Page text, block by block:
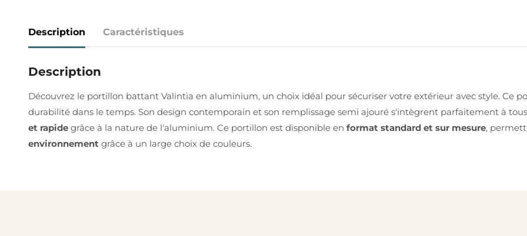
Description Caractéristiques
Description
Découvrez le portillon battant Valintia en aluminium, un choix idéal pour sécuriser votre extérieur avec style. Ce
durabilité dans le temps. Son design contemporain et son remplissage semi ajouré s'intègrent parfaitement à
et rapide grâce à la nature de l'aluminium. Ce portillon est disponible en format standard et sur mesure,
environnement grâce à un large choix de couleurs.